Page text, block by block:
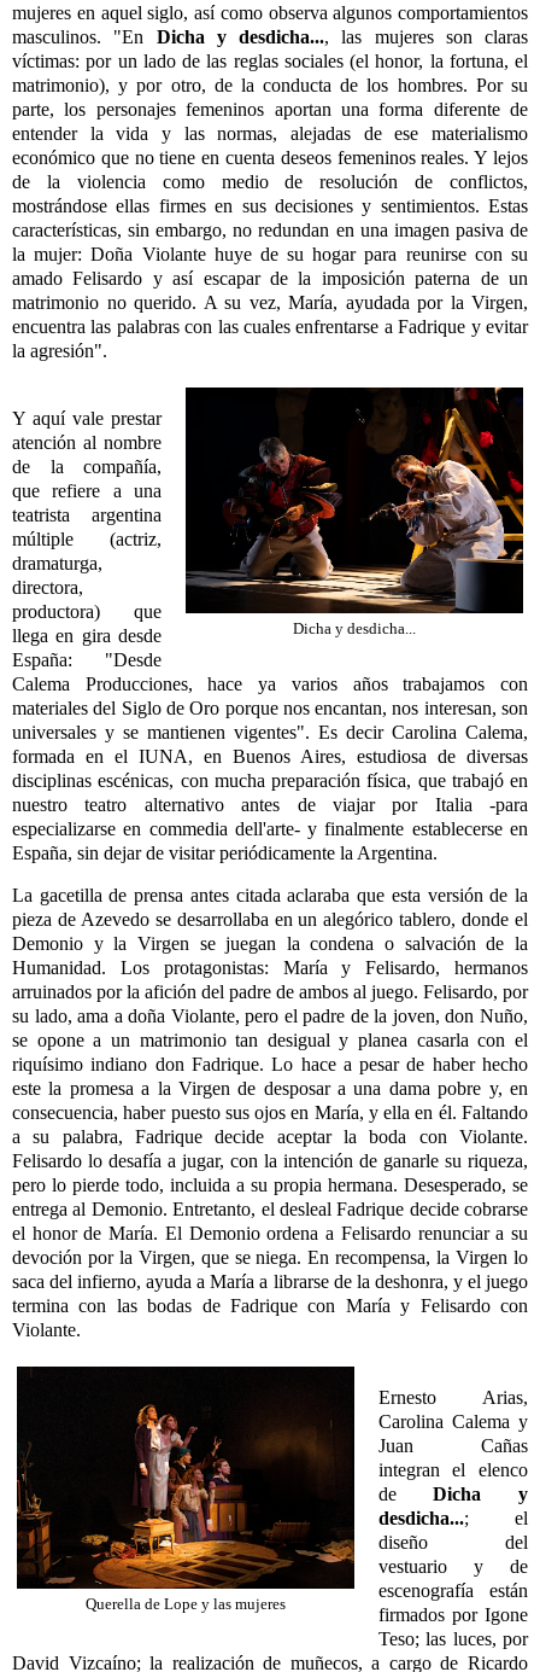
mujeres en aquel siglo, así como observa algunos comportamientos
masculinos. "En Dicha y desdicha..., las mujeres son claras
víctimas: por un lado de las reglas sociales (el honor, la fortuna, el
matrimonio), y por otro, de la conducta de los hombres. Por su
parte, los personajes femeninos aportan una forma diferente de
entender la vida y las normas, alejadas de ese materialismo
económico que no tiene en cuenta deseos femeninos reales. Y lejos
de la violencia como medio de resolución de conflictos,
mostrándose ellas firmes en sus decisiones y sentimientos. Estas
características, sin embargo, no redundan en una imagen pasiva de
la mujer: Doña Violante huye de su hogar para reunirse con su
amado Felisardo y así escapar de la imposición paterna de un
matrimonio no querido. A su vez, María, ayudada por la Virgen,
encuentra las palabras con las cuales enfrentarse a Fadrique y evitar
la agresión".
Dicha y desdicha...
Y aquí vale prestar
atención al nombre
de la compañía,
que refiere a una
teatrista argentina
múltiple (actriz,
dramaturga,
directora,
productora) que
llega en gira desde
España: "Desde
Calema Producciones, hace ya varios años trabajamos con
materiales del Siglo de Oro porque nos encantan, nos interesan, son
universales y se mantienen vigentes". Es decir Carolina Calema,
formada en el IUNA, en Buenos Aires, estudiosa de diversas
disciplinas escénicas, con mucha preparación física, que trabajó en
nuestro teatro alternativo antes de viajar por Italia -para
especializarse en commedia dell'arte- y finalmente establecerse en
España, sin dejar de visitar periódicamente la Argentina.
La gacetilla de prensa antes citada aclaraba que esta versión de la
pieza de Azevedo se desarrollaba en un alegórico tablero, donde el
Demonio y la Virgen se juegan la condena o salvación de la
Humanidad. Los protagonistas: María y Felisardo, hermanos
arruinados por la afición del padre de ambos al juego. Felisardo, por
su lado, ama a doña Violante, pero el padre de la joven, don Nuño,
se opone a un matrimonio tan desigual y planea casarla con el
riquísimo indiano don Fadrique. Lo hace a pesar de haber hecho
este la promesa a la Virgen de desposar a una dama pobre y, en
consecuencia, haber puesto sus ojos en María, y ella en él. Faltando
a su palabra, Fadrique decide aceptar la boda con Violante.
Felisardo lo desafía a jugar, con la intención de ganarle su riqueza,
pero lo pierde todo, incluida a su propia hermana. Desesperado, se
entrega al Demonio. Entretanto, el desleal Fadrique decide cobrarse
el honor de María. El Demonio ordena a Felisardo renunciar a su
devoción por la Virgen, que se niega. En recompensa, la Virgen lo
saca del infierno, ayuda a María a librarse de la deshonra, y el juego
termina con las bodas de Fadrique con María y Felisardo con
Violante.
Querella de Lope y las mujeres
Ernesto Arias,
Carolina Calema y
Juan Cañas
integran el elenco
deDicha y
desdicha...; el
diseño del
vestuario y de
escenografía están
firmados por Igone
Teso; las luces, por
David Vizcaíno; la realización de muñecos, a cargo de Ricardo